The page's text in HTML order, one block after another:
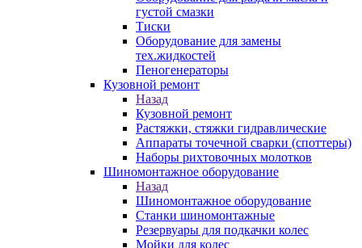
густой смазки
Тиски
Оборудование для замены
тех.жидкостей
Пеногенераторы
Кузовной ремонт
Назад
Кузовной ремонт
Растяжки, стяжки гидравлические
Аппараты точечной сварки (споттеры)
Наборы рихтовочных молотков
Шиномонтажное оборудование
Назад
Шиномонтажное оборудование
Станки шиномонтажные
Резервуары для подкачки колес
Мойки для колес